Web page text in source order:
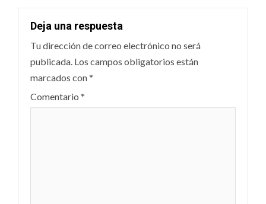
Deja una respuesta
Tu dirección de correo electrónico no será
publicada. Los campos obligatorios están
marcados con*
Comentario *